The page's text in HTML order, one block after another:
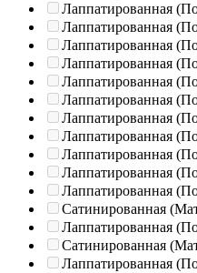
Лаппатированная
Лаппатированная
Лаппатированная
Лаппатированная
Лаппатированная
Лаппатированная
Лаппатированная
Лаппатированная
Лаппатированная
Лаппатированная
Лаппатированная
Сатинированная
Лаппатированная
Сатинированная
Лаппатированная